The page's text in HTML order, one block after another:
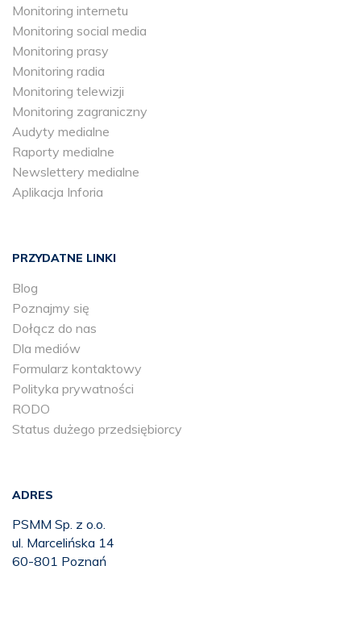
Monitoring internetu
Monitoring social media
Monitoring prasy
Monitoring radia
Monitoring telewizji
Monitoring zagraniczny
Audyty medialne
Raporty medialne
Newslettery medialne
Aplikacja Inforia
PRZYDATNE LINKI
Blog
Poznajmy się
Dołącz do nas
Dla mediów
Formularz kontaktowy
Polityka prywatności
RODO
Status dużego przedsiębiorcy
ADRES
PSMM Sp. z o.o.
ul. Marcelińska 14
60-801 Poznań